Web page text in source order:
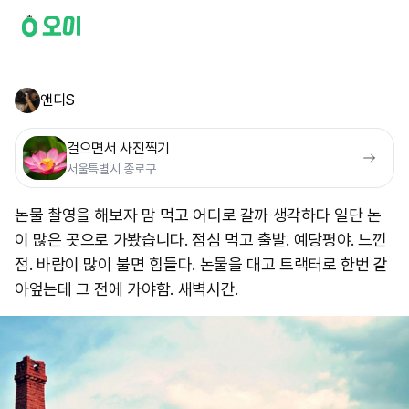
앤디S
걸으면서 사진찍기
서울특별시 종로구
논물 촬영을 해보자 맘 먹고 어디로 갈까 생각하다 일단 논
이 많은 곳으로 가봤습니다. 점심 먹고 출발. 예당평야. 느낀
점. 바람이 많이 불면 힘들다. 논물을 대고 트랙터로 한번 갈
아엎는데 그 전에 가야함. 새벽시간.